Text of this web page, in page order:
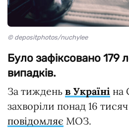
© depositphotos/nuchylee
Було зафіксовано 179
випадків.
За тиждень в Україні на
захворіли понад 16
повідомляє МОЗ.